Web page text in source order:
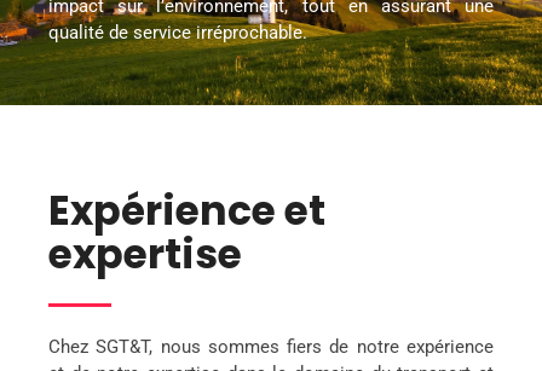
impact sur l’environnement, tout en assurant une
qualité de service irréprochable.
Expérience et
expertise
Chez SGT&T, nous sommes fiers de notre expérience